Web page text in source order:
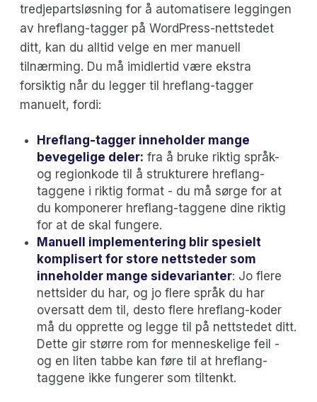
tredjepartsløsning for å automatisere leggingen
av hreflang-tagger på WordPress-nettstedet
ditt, kan du alltid velge en mer manuell
tilnærming. Du må imidlertid være ekstra
forsiktig når du legger til hreflang-tagger
manuelt, fordi:
Hreflang-tagger inneholder mange
bevegelige deler: fra å bruke riktig språk-
og regionkode til å strukturere hreflang-
taggene i riktig format - du må sørge for at
du komponerer hreflang-taggene dine riktig
for at de skal fungere.
Manuell implementering blir spesielt
komplisert for store nettsteder som
inneholder mange sidevarianter: Jo flere
nettsider du har, og jo flere språk du har
oversatt dem til, desto flere hreflang-koder
må du opprette og legge til på nettstedet ditt.
Dette gir større rom for menneskelige feil -
og en liten tabbe kan føre til at hreflang-
taggene ikke fungerer som tiltenkt.